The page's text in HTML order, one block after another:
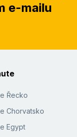
e-mailu
Řecko
Chorvatsko
Egypt